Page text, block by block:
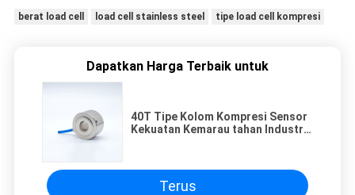
berat load cell load cell stainless steel tipe load cell kompresi
Dapatkan Harga Terbaik untuk
40T Tipe Kolom Kompresi Sensor
Kekuatan Kemarau tahan Industri
Terus